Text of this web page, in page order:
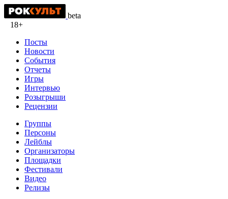
beta
18+
Посты
Новости
События
Отчеты
Игры
Интервью
Розыгрыши
Рецензии
Группы
Персоны
Лейблы
Организаторы
Площадки
Фестивали
Видео
Релизы